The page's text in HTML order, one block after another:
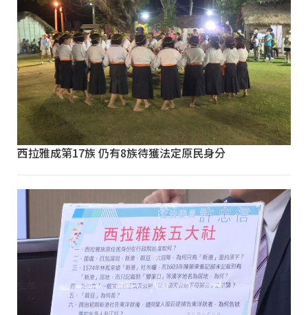
西拉雅成第17族 仍有8族待獲法定原民身分